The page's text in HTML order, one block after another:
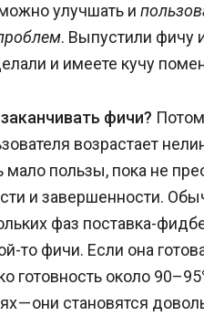
улучшать и
. Выпустили фичу
и имеете кучу
фичи?
возрастает
мало пользы, пока не
и завершенности.
фаз поставка-
то фичи. Если она
готовность около
— они становятся